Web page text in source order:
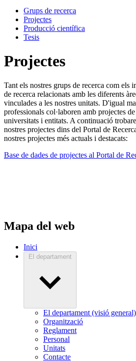
Grups de recerca
Projectes
Producció científica
Tesis
Projectes
Tant els nostres grups de recerca com els
de recerca relacionats amb les diferents
vinculades a les nostres unitats. D'igual
professionals col·laboren amb projectes
universitats i entitats. A continuació
nostres projectes dins del Portal de
nostres projectes més actuals i destacats:
Base de dades de projectes al Portal de
Mapa del web
Inici
El departament
El departament (visió general)
Organització
Reglament
Personal
Unitats
Contacte